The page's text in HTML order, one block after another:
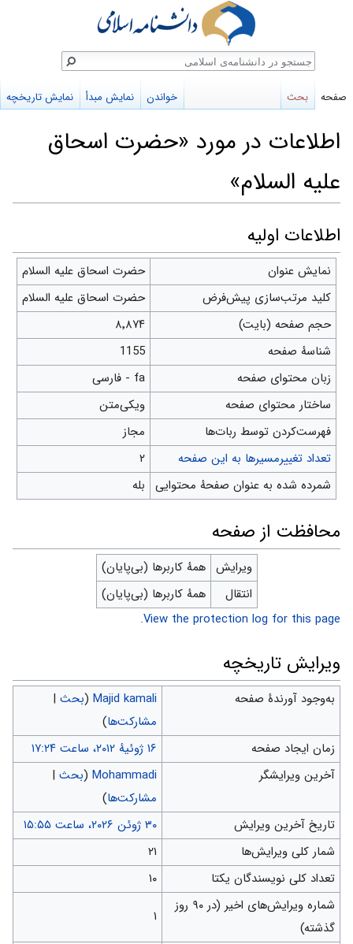
اطلاعات در مورد «حضرت اسحاق
علیه السلام»
پرش
به
ناوبری
پرش
به
جستجو
اطلاعات اولیه
نمایش عنوان
حضرت اسحاق علیه السلام
کلید مرتب‌سازی پیش‌فرض
حضرت اسحاق علیه السلام
حجم صفحه (بایت)
۸٬۸۷۴
شناسهٔ صفحه
1155
زبان محتوای صفحه
fa - فارسی
ساختار محتوای صفحه
ویکی‌متن
‌فهرست‌کردن توسط ربات‌ها
مجاز
تعداد تغییرمسیرها به این صفحه
۲
شمرده شده به عنوان صفحهٔ محتوایی بله
محافظت از صفحه
ویرایش همهٔ کاربرها (بی‌پایان)
انتقال
همهٔ کاربرها (بی‌پایان)
View the protection log for this page.
ویرایش تاریخچه
به‌وجود آورندهٔ صفحه Majid kamali
(بحث|
مشارکت‌ها)
زمان ایجاد صفحه
آخرین ویرایشگر
Mohammadi
(بحث|
مشارکت‌ها)
تاریخ آخرین ویرایش
شمار کلی ویرایش‌ها
۲۱
تعداد کلی نویسندگان یکتا
۱۰
شماره ویرایش‌های اخیر (در ۹۰ روز
گذشته)
۱
صفحه بحث خواندن نمایش مبدأ نمایش تاریخچه
جستجو